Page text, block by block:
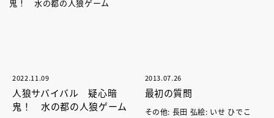
2022.11.09
人狼サバイバル 疑心暗
鬼！ 水の都の人狼ゲーム
2013.07.26
最初の質問
その他: 長田 弘絵: いせ ひでこ